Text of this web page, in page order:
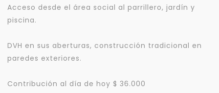
Acceso desde el área social al parrillero, jardín y
piscina.
DVH en sus aberturas, construcción tradicional en
paredes exteriores.
Contribución al día de hoy $ 36.000